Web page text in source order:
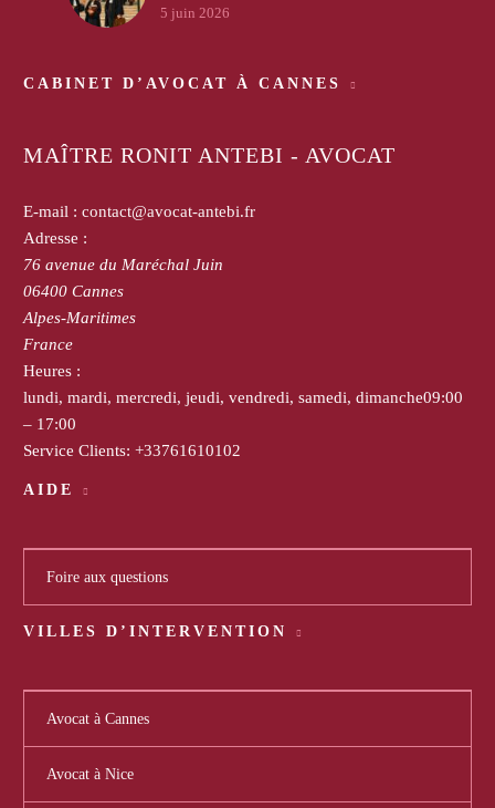
5 juin 2026
CABINET D’AVOCAT À CANNES
MAÎTRE RONIT ANTEBI - AVOCAT
E-mail : contact@avocat-antebi.fr
Adresse :
76 avenue du Maréchal Juin
06400 Cannes
Alpes-Maritimes
France
Heures :
lundi, mardi, mercredi, jeudi, vendredi, samedi, dimanche09:00
– 17:00
Service Clients: +33761610102
AIDE
Foire aux questions
VILLES D’INTERVENTION
Avocat à Cannes
Avocat à Nice